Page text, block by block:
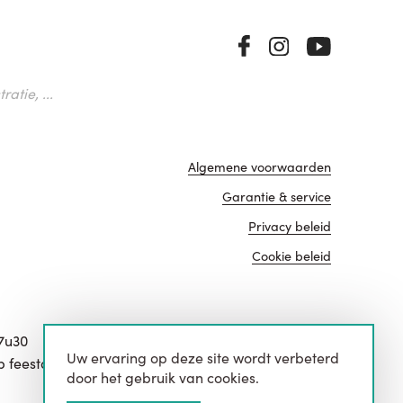
...
feestdagen.
Algemene voorwaarden
Garantie & service
Privacy beleid
Cookie beleid
website door
Uw ervaring op deze site wordt verbeterd
door het gebruik van cookies.